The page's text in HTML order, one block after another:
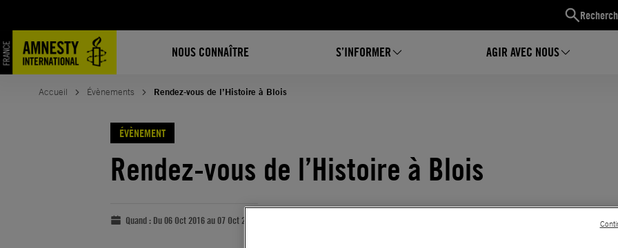
NOUS CONNAÎTRE S’INFORMER AGIR AVEC NOUS
Accueil Évènements Rendez-vous de l’Histoire à Blois
ÉVÈNEMENT
Rendez-vous de l’Histoire à Blois
Quand : Du 06 Oct 2016 au 07 Oct 2016